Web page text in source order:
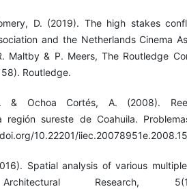
D. (2019). The high stakes
and the Netherlands Cinema
Maltby & P. Meers, The Routledge
Routledge.
& Ochoa Cortés, A. (2008).
región sureste de Coahuila.
10.22201/
Spatial analysis of various
Research,